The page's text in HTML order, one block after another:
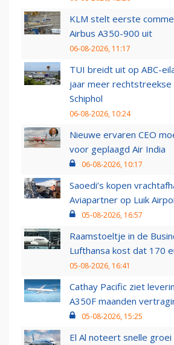
KLM stelt eerste
Airbus A350-900 uit
06-08-2026, 11:17
TUI breidt uit op ABC-
jaar meer rechtstreekse
Schiphol
06-08-2026, 10:24
Nieuwe ervaren CEO
voor geplaagd Air India
06-08-2026, 10:17
Saoedi’s kopen
Aviapartner op Luik
05-08-2026, 16:57
Raamstoeltje in de
Lufthansa kost dat 170
05-08-2026, 16:41
Cathay Pacific ziet
A350F maanden
05-08-2026, 15:25
El Al noteert snelle